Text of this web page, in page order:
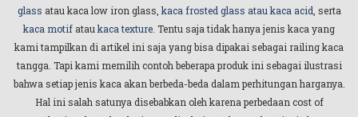
glass atau kaca low iron glass, kaca frosted glass atau kaca acid, serta
kaca motif ataukaca texture. Tentu saja tidak hanya jenis kaca yang
kami tampilkan di artikel ini saja yang bisa dipakai sebagai railing kaca
tangga. Tapi kami memilih contoh beberapa produk ini sebagai ilustrasi
bahwa setiap jenis kaca akan berbeda-beda dalam perhitungan harganya.
Hal ini salah satunya disebabkan oleh karena perbedaan cost of